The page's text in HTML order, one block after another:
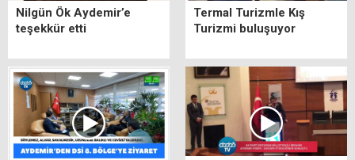
Nilgün Ök Aydemir’e
teşekkür etti
Termal Turizmle Kış
Turizmi buluşuyor